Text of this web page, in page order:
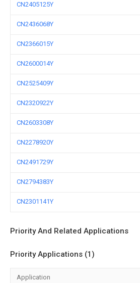
CN2405125Y
CN2436068Y
CN2366015Y
CN2600014Y
CN2525409Y
CN2320922Y
CN2603308Y
CN2278920Y
CN2491729Y
CN2794383Y
CN2301141Y
Priority And Related Applications
Priority Applications (1)
Application